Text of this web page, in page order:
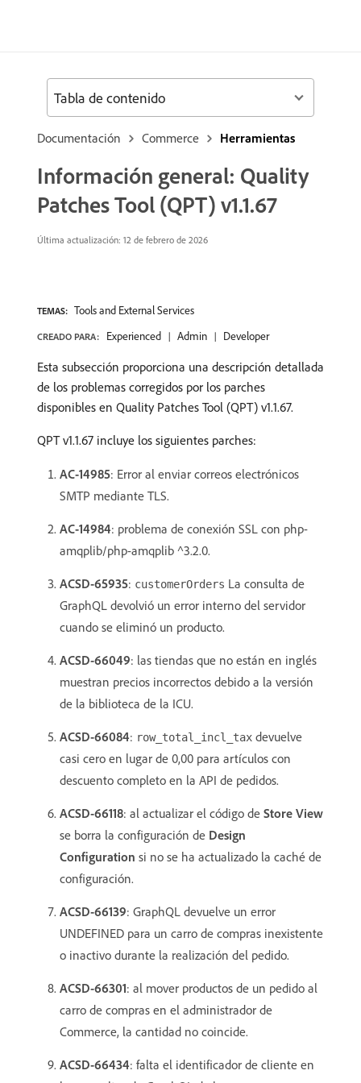
Documentación Commerce Herramientas
Información general: Quality
Patches Tool (QPT) v1.1.67
Última actualización: 12 de febrero de 2026
TEMAS: Tools and External Services
CREADO PARA: Experienced Admin Developer
Esta subsección proporciona una descripción detallada
de los problemas corregidos por los parches
disponibles en Quality Patches Tool (QPT) v1.1.67.
QPT v1.1.67 incluye los siguientes parches:
AC-14985: Error al enviar correos electrónicos
SMTP mediante TLS.
AC-14984: problema de conexión SSL con php-
amqplib/php-amqplib ^3.2.0.
ACSD-65935: customerOrders La consulta de
GraphQL devolvió un error interno del servidor
cuando se eliminó un producto.
ACSD-66049: las tiendas que no están en inglés
muestran precios incorrectos debido a la versión
de la biblioteca de la ICU.
ACSD-66084: row_total_incl_tax devuelve
casi cero en lugar de 0,00 para artículos con
descuento completo en la API de pedidos.
ACSD-66118: al actualizar el código de Store View
se borra la configuración de Design
Configuration si no se ha actualizado la caché de
configuración.
ACSD-66139: GraphQL devuelve un error
UNDEFINED para un carro de compras inexistente
o inactivo durante la realización del pedido.
ACSD-66301: al mover productos de un pedido al
carro de compras en el administrador de
Commerce, la cantidad no coincide.
ACSD-66434: falta el identificador de cliente en
Tabla de contenido